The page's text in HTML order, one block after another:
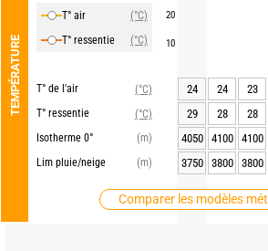
TEMPÉRATURE
T° air
(°C)
T° ressentie
(°C)
T° de l'air
(°C)
T° ressentie
(°C)
Isotherme 0°
(m)
Lim pluie/neige
(m)
Comparer les modèles
20
10
24 24 23
29
28 28
4050
4100 4100
3750
3800 3800